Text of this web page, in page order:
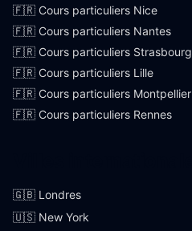
🇫🇷 Cours particuliers Nice
🇫🇷 Cours particuliers Nantes
🇫🇷 Cours particuliers Strasbourg
🇫🇷 Cours particuliers Lille
🇫🇷 Cours particuliers Montpellier
🇫🇷 Cours particuliers Rennes
🇬🇧 Londres
🇺🇸 New York